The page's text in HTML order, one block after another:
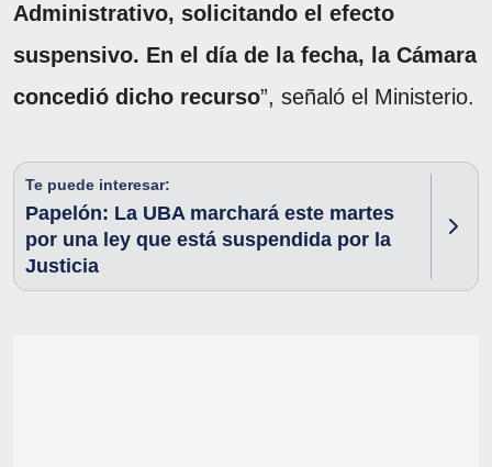
Administrativo, solicitando el efecto
suspensivo. En el día de la fecha, la Cámara
concedió dicho recurso”, señaló el Ministerio.
Te puede interesar:
Papelón: La UBA marchará este martes
por una ley que está suspendida por la
Justicia